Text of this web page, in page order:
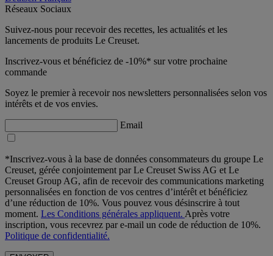
Réseaux Sociaux
Suivez-nous pour recevoir des recettes, les actualités et les
lancements de produits Le Creuset.
Inscrivez-vous et bénéficiez de -10%* sur votre prochaine
commande
Soyez le premier à recevoir nos newsletters personnalisées selon vos
intérêts et de vos envies.
Email
*Inscrivez-vous à la base de données consommateurs du groupe Le
Creuset, gérée conjointement par Le Creuset Swiss AG et Le
Creuset Group AG, afin de recevoir des communications marketing
personnalisées en fonction de vos centres d’intérêt et bénéficiez
d’une réduction de 10%. Vous pouvez vous désinscrire à tout
moment. Les Conditions générales appliquent. Après votre
inscription, vous recevrez par e-mail un code de réduction de 10%.
Politique de confidentialité.